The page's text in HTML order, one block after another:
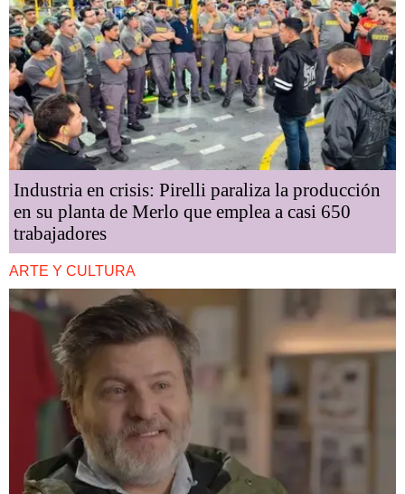
Industria en crisis: Pirelli paraliza la producción
en su planta de Merlo que emplea a casi 650
trabajadores
ARTE Y CULTURA